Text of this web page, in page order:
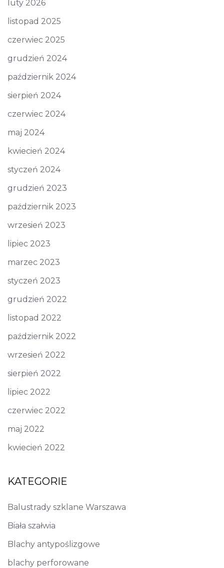
luty 2026
listopad 2025
czerwiec 2025
grudzień 2024
październik 2024
sierpień 2024
czerwiec 2024
maj 2024
kwiecień 2024
styczeń 2024
grudzień 2023
październik 2023
wrzesień 2023
lipiec 2023
marzec 2023
styczeń 2023
grudzień 2022
listopad 2022
październik 2022
wrzesień 2022
sierpień 2022
lipiec 2022
czerwiec 2022
maj 2022
kwiecień 2022
KATEGORIE
Balustrady szklane Warszawa
Biała szałwia
Blachy antypoślizgowe
blachy perforowane